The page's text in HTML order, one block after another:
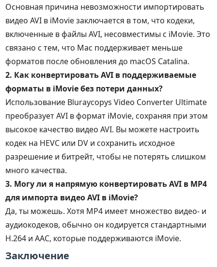
Основная причина невозможности импортировать
видео AVI в iMovie заключается в том, что кодеки,
включенные в файлы AVI, несовместимы с iMovie. Это
связано с тем, что Mac поддерживает меньше
форматов после обновления до macOS Catalina.
2. Как конвертировать AVI в поддерживаемые
форматы в iMovie без потери данных?
Использование Bluraycopys Video Converter Ultimate
преобразует AVI в формат iMovie, сохраняя при этом
высокое качество видео AVI. Вы можете настроить
кодек на HEVC или DV и сохранить исходное
разрешение и битрейт, чтобы не потерять слишком
много качества.
3. Могу ли я напрямую конвертировать AVI в MP4
для импорта видео AVI в iMovie?
Да, ты можешь. Хотя MP4 имеет множество видео- и
аудиокодеков, обычно он кодируется стандартными
H.264 и AAC, которые поддерживаются iMovie.
Заключение